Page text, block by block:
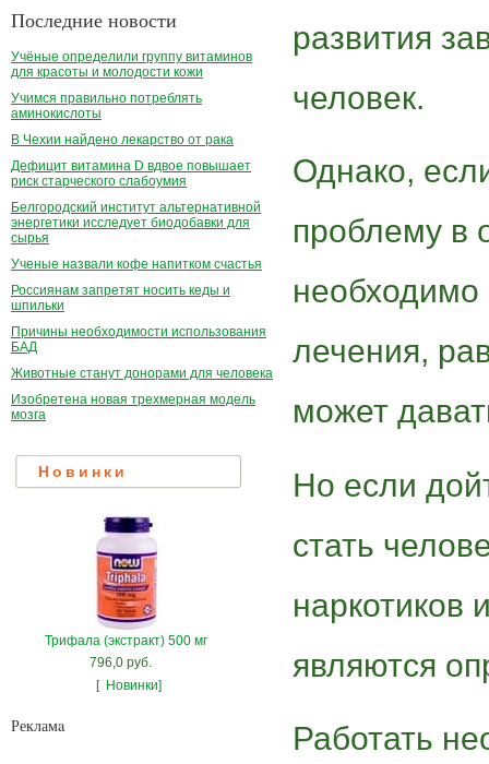
Последние новости
Учёные определили группу витаминов
для красоты и молодости кожи
Учимся правильно потреблять
аминокислоты
В Чехии найдено лекарство от рака
Дефицит витамина D вдвое повышает
риск старческого слабоумия
Белгородский институт альтернативной
энергетики исследует биодобавки для
сырья
Ученые назвали кофе напитком счастья
Россиянам запретят носить кеды и
шпильки
Причины необходимости использования
БАД
Животные станут донорами для человека
Изобретена новая трехмерная модель
мозга
Новинки
Трифала (экстракт) 500 мг
796,0 руб.
[ Новинки]
Рекламa
развития
человек.
Однако,
проблему в
необходимо
лечения,
может
Но если
стать
наркотиков
являются
Работать